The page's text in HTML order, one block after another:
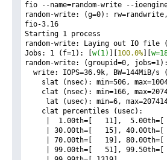
fio --name=random-write --
random-write: (g=0): rw=randwrite,
fio-3.16
Starting 1 process
random-write: Laying out IO file
Jobs: 1 (f=1): [ w(1) 100.0%][
random-write: (groupid=0,
write: IOPS=36.9k, BW=144MiB/s
slat (nsec): min=506,
clat (nsec): min=166,
lat (usec): min=6,
clat percentiles (usec):
|  1.00th=[   11],  5.00th=[
| 30.00th=[   15], 40.00th=[
| 70.00th=[   19], 80.00th=[
| 99.00th=[   51], 99.50th=[